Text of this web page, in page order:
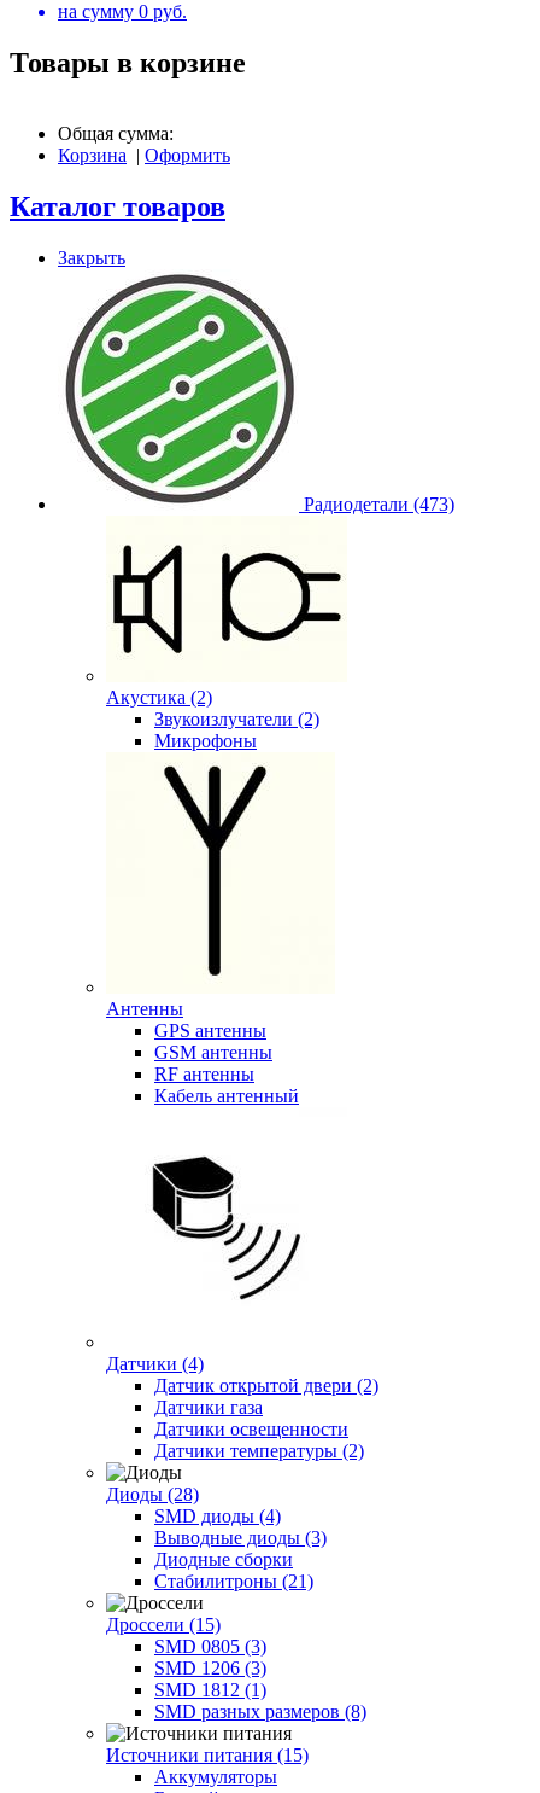
на сумму 0 руб.
Товары в корзине
Общая сумма:
Корзина | Оформить
Каталог товаров
Закрыть
Радиодетали (473)
Акустика (2)
Звукоизлучатели (2)
Микрофоны
Антенны
GPS антенны
GSM антенны
RF антенны
Кабель антенный
Датчики (4)
Датчик открытой двери (2)
Датчики газа
Датчики освещенности
Датчики температуры (2)
Диоды (28)
SMD диоды (4)
Выводные диоды (3)
Диодные сборки
Стабилитроны (21)
Дроссели (15)
SMD 0805 (3)
SMD 1206 (3)
SMD 1812 (1)
SMD разных размеров (8)
Источники питания (15)
Аккумуляторы